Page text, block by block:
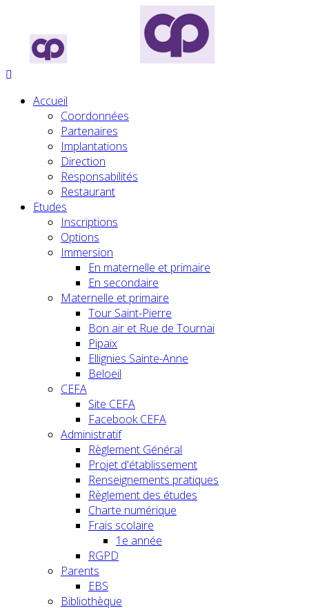
Accueil
Coordonnées
Partenaires
Implantations
Direction
Responsabilités
Restaurant
Etudes
Inscriptions
Options
Immersion
En maternelle et primaire
En secondaire
Maternelle et primaire
Tour Saint-Pierre
Bon air et Rue de Tournai
Pipaix
Ellignies Sainte-Anne
Beloeil
CEFA
Site CEFA
Facebook CEFA
Administratif
Règlement Général
Projet d'établissement
Renseignements pratiques
Règlement des études
Charte numérique
Frais scolaire
1e année
RGPD
Parents
EBS
Bibliothèque